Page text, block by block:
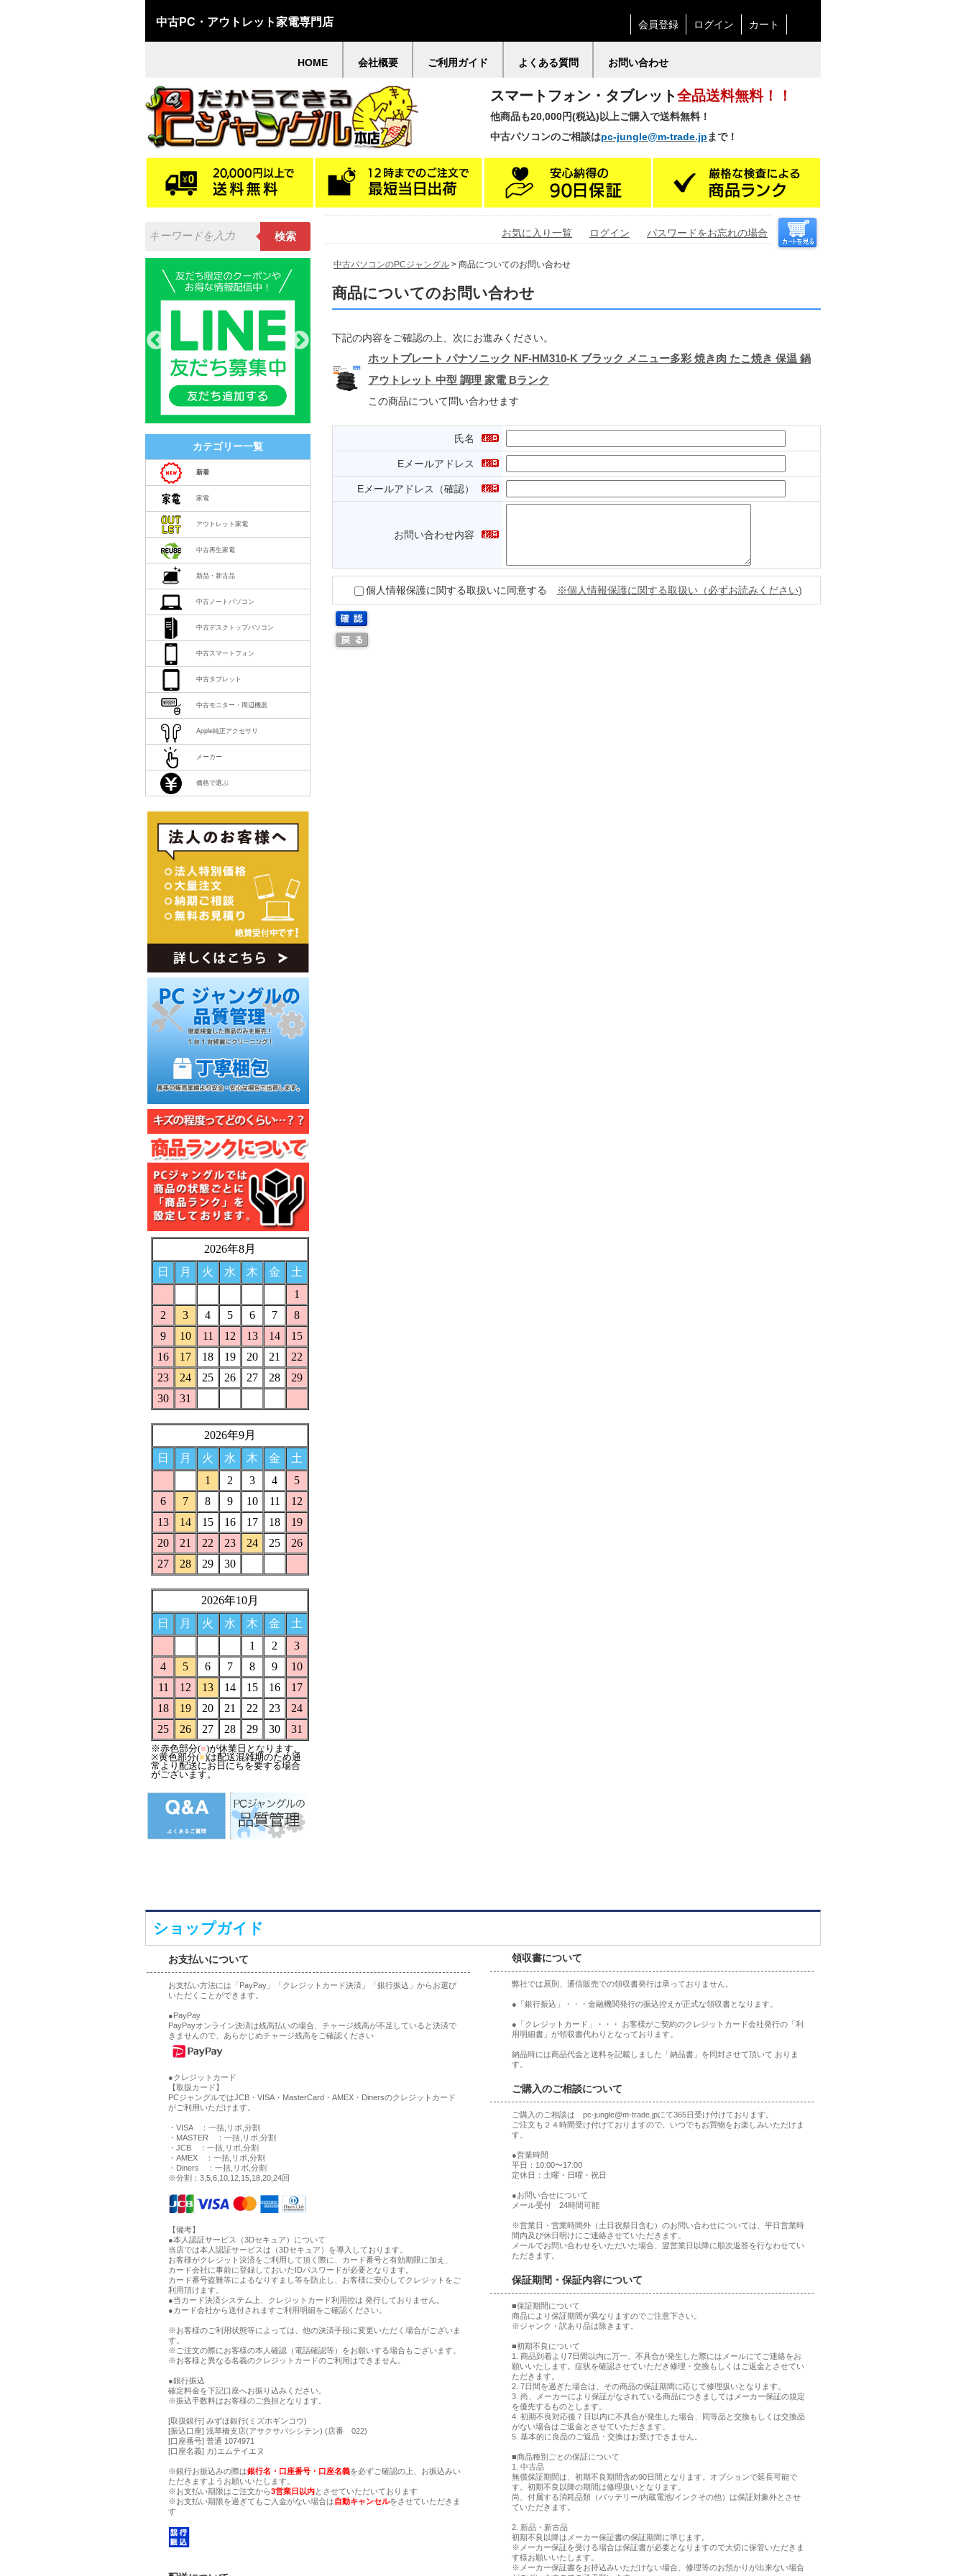
中古PC・アウトレット家電専門店 会員登録 ログイン カート
HOME 会社概要 ご利用ガイド よくある質問 お問い合わせ
スマートフォン・タブレット全品送料無料！！
他商品も20,000円(税込)以上ご購入で送料無料！
中古パソコンのご相談はpc-jungle@m-trade.jp まで！
検索
カテゴリー一覧
新着
家電
アウトレット家電
中古再生家電
新品・新古品
中古ノートパソコン
中古デスクトップパソコン
中古スマートフォン
中古タブレット
中古モニター・周辺機器
Apple純正アクセサリ
メーカー
価格で選ぶ
お気に入り一覧 ログイン パスワードをお忘れの場合
中古パソコンのPCジャングル > 商品についてのお問い合わせ
商品についてのお問い合わせ
下記の内容をご確認の上、次にお進みください。
ホットプレート パナソニック NF-HM310-K ブラック メニュー多彩 焼き肉 たこ焼き 保温 鍋
アウトレット 中型 調理 家電 Bランク
この商品について問い合わせます
氏名
Eメールアドレス
Eメールアドレス（確認）
お問い合わせ内容
個人情報保護に関する取扱いに同意する ※個人情報保護に関する取扱い（必ずお読みください)
ショップガイド
お支払いについて
お支払い方法には「PayPay」「クレジットカード決済」「銀行振込」からお選び
いただくことができます。
●PayPay
PayPayオンライン決済は残高払いの場合、チャージ残高が不足していると決済で
きませんので、あらかじめチャージ残高をご確認ください
●クレジットカード
【取扱カード】
PCジャングルではJCB・VISA・MasterCard・AMEX・Dinersのクレジットカード
がご利用いただけます。
・VISA ：一括,リボ,分割
・MASTER ：一括,リボ,分割
・JCB ：一括,リボ,分割
・AMEX ：一括,リボ,分割
・Diners ：一括,リボ,分割
※分割：3,5,6,10,12,15,18,20,24回
【備考】
●本人認証サービス（3Dセキュア）について
当店では本人認証サービスは（3Dセキュア）を導入しております。
お客様がクレジット決済をご利用して頂く際に、カード番号と有効期限に加え、
カード会社に事前に登録しておいたIDパスワードが必要となります。
カード番号盗難等によるなりすまし等を防止し、お客様に安心してクレジットをご
利用頂けます。
●当カード決済システム上、クレジットカード利用控は 発行しておりません。
●カード会社から送付されますご利用明細をご確認ください。
※お客様のご利用状態等によっては、他の決済手段に変更いただく場合がございま
す。
※ご注文の際にお客様の本人確認（電話確認等）をお願いする場合もございます。
※お客様と異なる名義のクレジットカードのご利用はできません。
●銀行振込
確定料金を下記口座へお振り込みください。
※振込手数料はお客様のご負担となります。
[取扱銀行] みずほ銀行(ミズホギンコウ)
[振込口座] 浅草橋支店(アサクサバシシテン) (店番 022)
[口座番号] 普通 1074971
[口座名義] カ)エムテイエヌ
※銀行お振込みの際は銀行名・口座番号・口座名義を必ずご確認の上、お振込みい
ただきますようお願いいたします。
※お支払い期限はご注文から3営業日以内とさせていただいております
※お支払い期限を過ぎてもご入金がない場合は自動キャンセルをさせていただきま
す
領収書について
弊社では原則、通信販売での領収書発行は承っておりません。
●「銀行振込」・・・金融機関発行の振込控えが正式な領収書となります。
●「クレジットカード」・・・ お客様がご契約のクレジットカード会社発行の「利
用明細書」が領収書代わりとなっております。
納品時には商品代金と送料を記載しました「納品書」を同封させて頂いて おりま
す。
ご購入のご相談について
ご購入のご相談は pc-jungle@m-trade.jpにて365日受け付けております。
ご注文も２４時間受け付けておりますので、いつでもお買物をお楽しみいただけま
す。
●営業時間
平日：10:00〜17:00
定休日：土曜・日曜・祝日
●お問い合せについて
メール受付 24時間可能
※営業日・営業時間外（土日祝祭日含む）のお問い合わせについては、平日営業時
間内及び休日明けにご連絡させていただきます。
メールでお問い合わせをいただいた場合、翌営業日以降に順次返答を行なわせてい
ただきます。
保証期間・保証内容について
■保証期間について
商品により保証期間が異なりますのでご注意下さい。
※ジャンク・訳あり品は除きます。
■初期不良について
1. 商品到着より7日間以内に万一、不具合が発生した際にはメールにてご連絡をお
願いいたします。症状を確認させていただき修理・交換もしくはご返金とさせてい
ただきます。
2. 7日間を過ぎた場合は、その商品の保証期間に応じて修理扱いとなります。
3. 尚、メーカーにより保証がなされている商品につきましてはメーカー保証の規定
を優先するものとします。
4. 初期不良対応後７日以内に不具合が発生した場合、同等品と交換もしくは交換品
がない場合はご返金とさせていただきます。
5. 基本的に良品のご返品・交換はお受けできません。
■商品種別ごとの保証について
1. 中古品
無償保証期間は、初期不良期間含め90日間となります。オプションで延長可能で
す。初期不良以降の期間は修理扱いとなります。
尚、付属する消耗品類（バッテリー/内蔵電池/インクその他）は保証対象外とさせ
ていただきます。
2. 新品・新古品
初期不良以降はメーカー保証書の保証期間に準じます。
※メーカー保証を受ける場合は保証書が必要となりますので大切に保管いただきま
す様お願いいたします。
※メーカー保証書をお持込みいただけない場合、修理等のお預かりが出来ない場合